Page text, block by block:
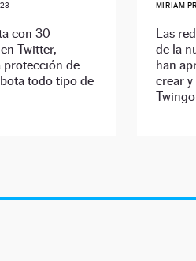
con 30
Twitter,
protección de
todo tipo de
MIRIAM
Las
de la
han
crear